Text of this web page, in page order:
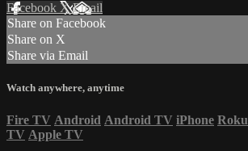
Facebook XEmail
Share on Facebook
Share on X
Share via Email
Watch anywhere, anytime
Fire TV Android Android TV iPhone Roku
TV Apple TV